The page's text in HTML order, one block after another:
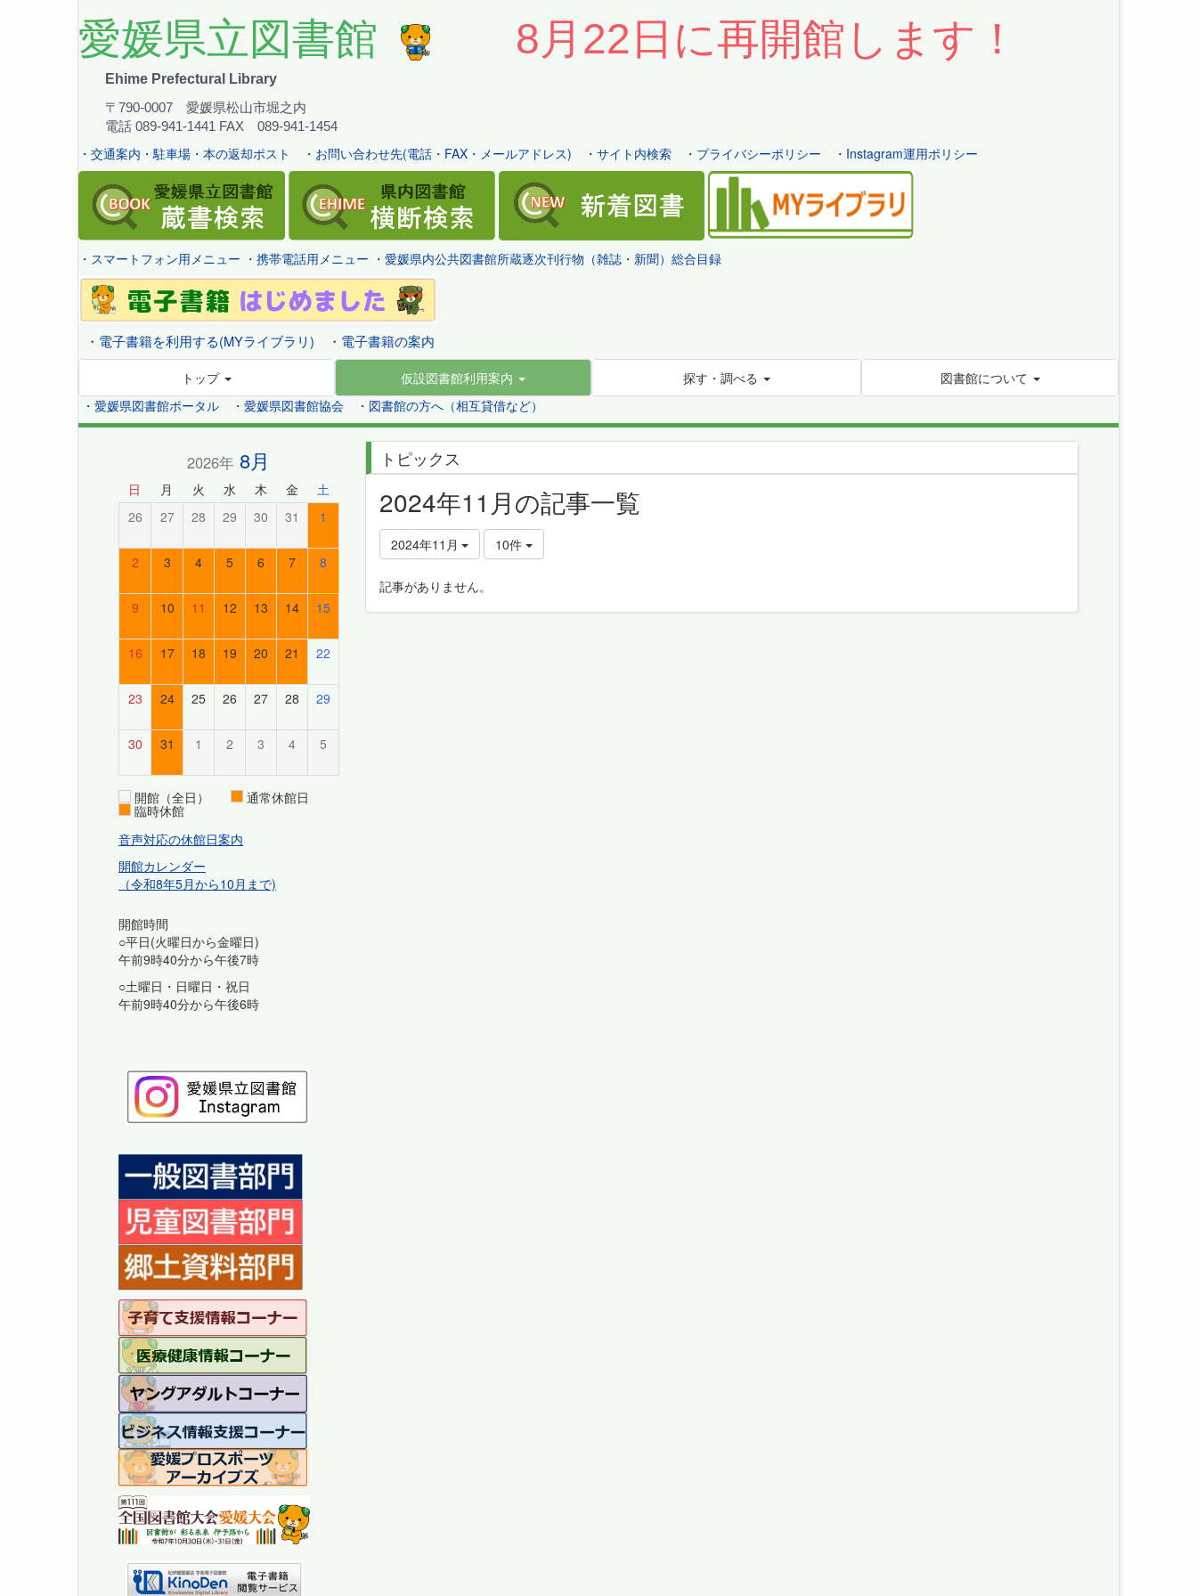
愛媛県立図書館 8月22日に再開館します！
Ehime Prefectural Library
〒790-0007 愛媛県松山市堀之内
電話 089-941-1441 FAX 089-941-1454
・ 交通案内・駐車場・本の返却ポスト ・ お問い合わせ先(電話・FAX・メールアドレス) ・ サイト内検索 ・ プライバシーポリシー ・ Instagram運用ポリシー
・ スマートフォン用メニュー ・ 携帯電話用メニュー ・ 愛媛県内公共図書館所蔵逐次刊行物（雑誌・新聞）総合目録
・ 電子書籍を利用する(MYライブラリ) ・ 電子書籍の案内
トップ 仮設図書館利用案内 探す・調べる
図書館について
・ 愛媛県図書館ポータル ・ 愛媛県図書館協会 ・ 図書館の方へ（相互貸借など）
トピックス
2024年11月の記事一覧
2024年11月 10件
記事がありません。
2026年 8月
日 月 火 水 木 金 土
26 27 28 29 30 31 1
2 3 4 5 6 7 8
9 10 11 12 13 14 15
16 17 18 19 20 21 22
23 24 25 26 27 28 29
30 31 1 2 3 4 5
開館（全日） 通常休館日
臨時休館
音声対応の休館日案内
開館カレンダー
（令和8年5月から10月まで)
開館時間
○平日(火曜日から金曜日)
午前9時40分から午後7時
○土曜日・日曜日・祝日
午前9時40分から午後6時